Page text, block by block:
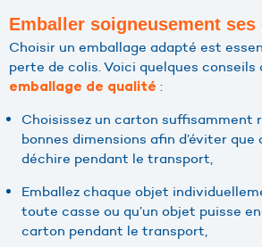
Emballer soigneusement
Choisir un emballage adapté est
perte de colis. Voici quelques conseils
emballage de qualité :
Choisissez un carton suffisamment
bonnes dimensions afin d’éviter
déchire pendant le transport,
Emballez chaque objet
toute casse ou qu’un objet puisse
carton pendant le transport,